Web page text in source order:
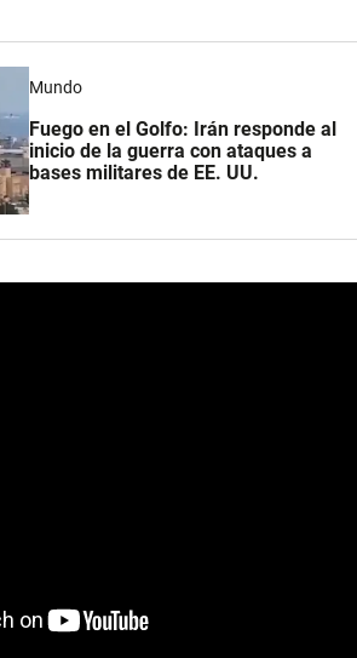
Mundo
Fuego en el Golfo: Irán responde al
inicio de la guerra con ataques a
bases militares de EE. UU.